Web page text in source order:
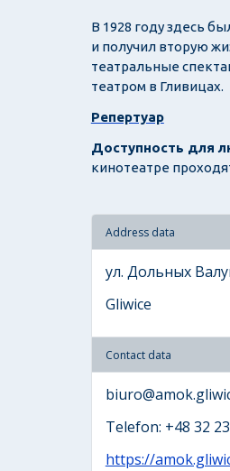
В 1928 году здесь
и получил вторую
театральные
театром в Гливицах.
Репертуар
Доступность для
кинотеатре
Address data
ул. Дольных
Gliwice
Contact data
Telefon: +48 32
https://